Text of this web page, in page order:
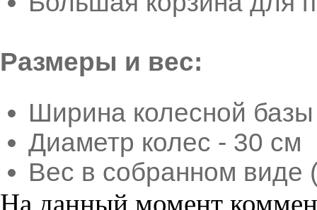
Размеры и вес:
Ширина колесной
Диаметр колес - 30 см
Вес в собранном виде
На данный момент